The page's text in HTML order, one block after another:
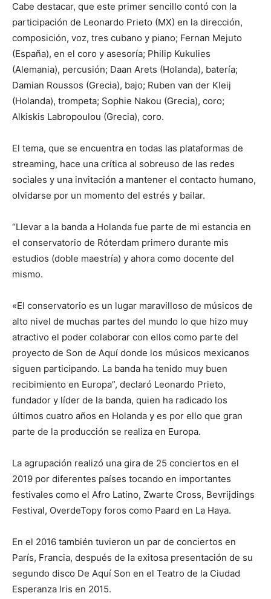
Cabe destacar, que este primer sencillo contó con la
participación de Leonardo Prieto (MX) en la dirección,
composición, voz, tres cubano y piano; Fernan Mejuto
(España), en el coro y asesoría; Philip Kukulies
(Alemania), percusión; Daan Arets (Holanda), batería;
Damian Roussos (Grecia), bajo; Ruben van der Kleij
(Holanda), trompeta; Sophie Nakou (Grecia), coro;
Alkiskis Labropoulou (Grecia), coro.
El tema, que se encuentra en todas las plataformas de
streaming, hace una crítica al sobreuso de las redes
sociales y una invitación a mantener el contacto humano,
olvidarse por un momento del estrés y bailar.
“Llevar a la banda a Holanda fue parte de mi estancia en
el conservatorio de Róterdam primero durante mis
estudios (doble maestría) y ahora como docente del
mismo.
«El conservatorio es un lugar maravilloso de músicos de
alto nivel de muchas partes del mundo lo que hizo muy
atractivo el poder colaborar con ellos como parte del
proyecto de Son de Aquí donde los músicos mexicanos
siguen participando. La banda ha tenido muy buen
recibimiento en Europa”, declaró Leonardo Prieto,
fundador y líder de la banda, quien ha radicado los
últimos cuatro años en Holanda y es por ello que gran
parte de la producción se realiza en Europa.
La agrupación realizó una gira de 25 conciertos en el
2019 por diferentes países tocando en importantes
festivales como el Afro Latino, Zwarte Cross, Bevrijdings
Festival, OverdeTopy foros como Paard en La Haya.
En el 2016 también tuvieron un par de conciertos en
París, Francia, después de la exitosa presentación de su
segundo disco De Aquí Son en el Teatro de la Ciudad
Esperanza Iris en 2015.